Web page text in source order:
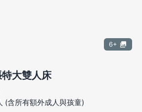
6+
大雙人床
(含所有額外成人與孩童)